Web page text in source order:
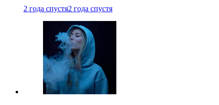
2 года спустя2 года спустя